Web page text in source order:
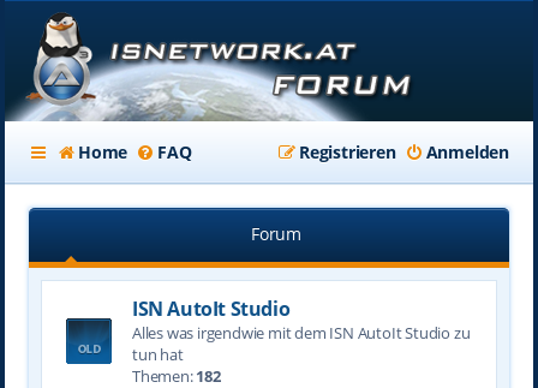
Home FAQ Anmelden
Registrieren
Forum
ISN AutoIt Studio
Alles was irgendwie mit dem ISN AutoIt Studio zu
tun hat
Themen:182